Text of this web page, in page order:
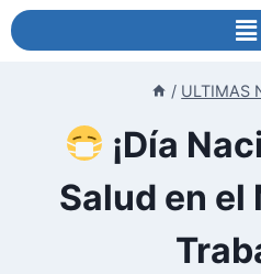
/ ULTIMAS
¡Día
Salud en el